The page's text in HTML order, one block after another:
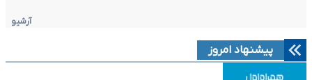
آرشیو
پیشنهاد امروز